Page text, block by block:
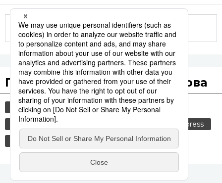
Другие статьи по теме
Популярные поисковые слова
общество история
технологии
культура
jiji press
политика
еда и напитки b-1 гранпри